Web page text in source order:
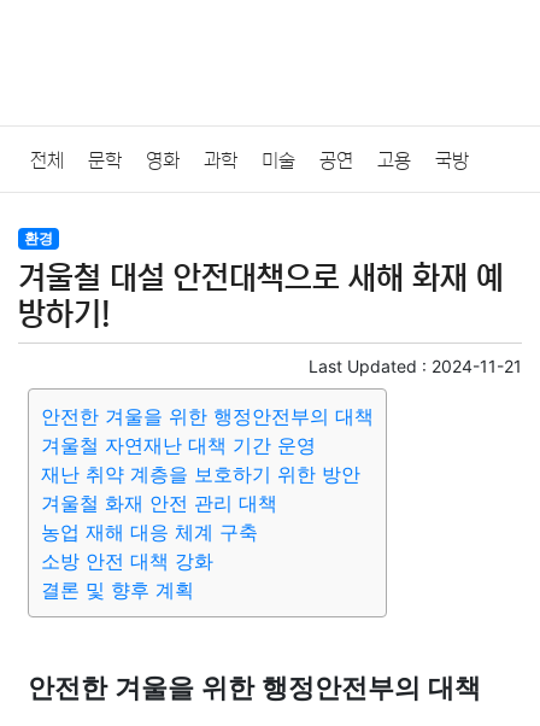
전체 문학 영화 과학 미술 공연 고용 국방
법률
질병 가요 방송 일상 주식 암호화폐 블록체인
미용 증권 인테리어
요리 상품리뷰 원예 금융 게임 스포츠
대출 자동차 취미 여행 맛집
종교 사회 정치 건강
부동산 외국어 교육 교통 생활 기타
환경
겨울철 대설 안전대책으로 새해 화재 예
방하기!
Last Updated : 2024-11-21
안전한 겨울을 위한 행정안전부의 대책
겨울철 자연재난 대책 기간 운영
재난 취약 계층을 보호하기 위한 방안
겨울철 화재 안전 관리 대책
농업 재해 대응 체계 구축
소방 안전 대책 강화
결론 및 향후 계획
안전한 겨울을 위한 행정안전부의 대책